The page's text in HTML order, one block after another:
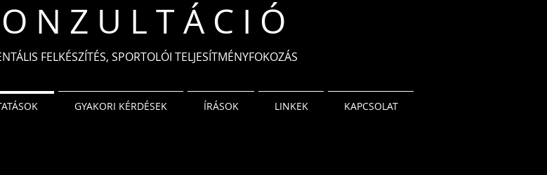
N Z U L T Á C I Ó
FELKÉSZÍTÉS, SPORTOLÓI TELJESÍTMÉNYFOKOZÁS
GYAKORI KÉRDÉSEK ÍRÁSOK LINKEK KAPCSOLAT